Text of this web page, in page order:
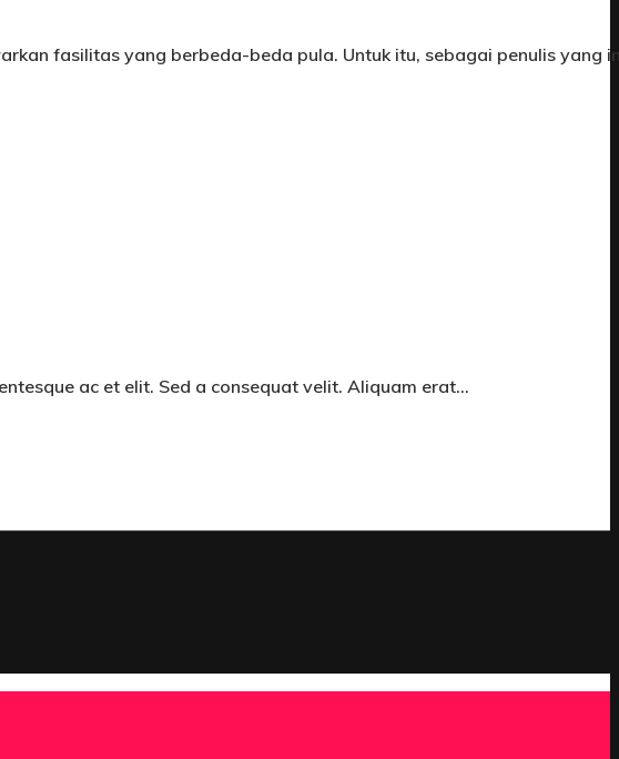
fasilitas yang berbeda-beda pula. Untuk itu, sebagai penulis yang
ac et elit. Sed a consequat velit. Aliquam erat…